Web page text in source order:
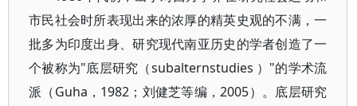
市民社会时所表现出来的浓厚的精英史观的不满，一
批多为印度出身、研究现代南亚历史的学者创造了一
个被称为"底层研究（subalternstudies ）"的学术流
派（Guha，1982；刘健芝等编，2005）。底层研究